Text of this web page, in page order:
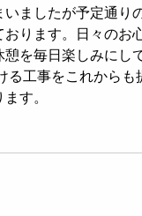
ましたが予定通り
ります。日々のお
を毎日楽しみにし
る工事をこれからも
す。